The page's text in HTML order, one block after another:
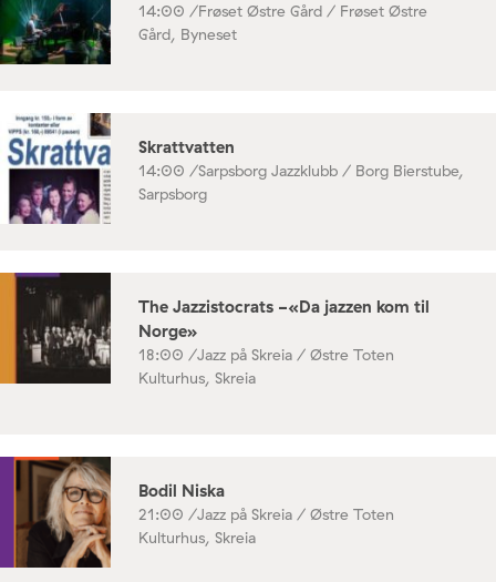
14:00 /Frøset Østre Gård / Frøset Østre
Gård, Byneset
Skrattvatten
14:00 /Sarpsborg Jazzklubb / Borg Bierstube,
Sarpsborg
The Jazzistocrats -«Da jazzen kom til
Norge»
18:00 /Jazz på Skreia / Østre Toten
Kulturhus, Skreia
Bodil Niska
21:00 /Jazz på Skreia / Østre Toten
Kulturhus, Skreia